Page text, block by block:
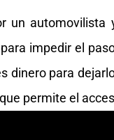
un
impedir el
dinero para
permite el